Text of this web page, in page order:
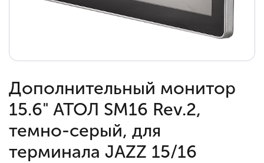
Дополнительный монитор
15.6" АТОЛ SM16 Rev.2,
темно-серый, для
терминала JAZZ 15/16